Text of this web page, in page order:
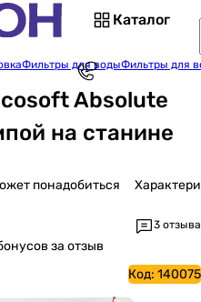
Каталог
Фильтры для водыФильтры для
Absolute
на станине
понадобиться
3 отзыва
за отзыв
Код: 140075